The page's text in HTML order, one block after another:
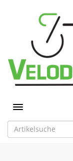
Toggle navigation